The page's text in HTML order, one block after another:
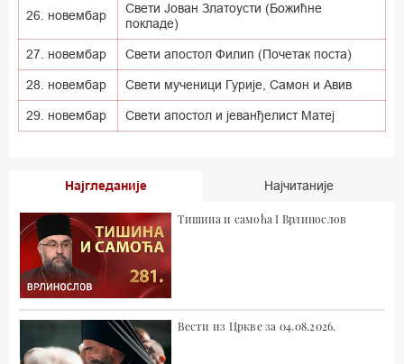
26. новембар
Свети Јован Златоусти (Божићне
покладе)
27. новембар Свети апостол Филип (Почетак поста)
28. новембар Свети мученици Гурије, Самон и Авив
29. новембар Свети апостол и јеванђелист Матеј
Најгледаније Најчитаније
Тишина и самоћа I Врлинослов
Вести из Цркве за 04.08.2026.